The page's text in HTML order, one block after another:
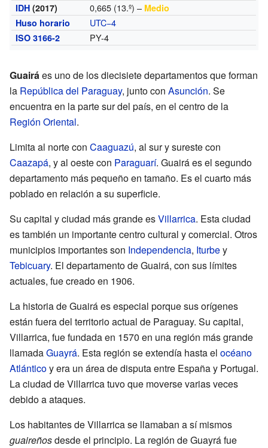
IDH (2017) 0,665 (13.º) – Medio
Huso horario
UTC−4
ISO 3166-2 PY-4
Guairáes uno de los diecisiete departamentos que forman
la República del Paraguay, junto con Asunción. Se
encuentra en la parte sur del país, en el centro de la
Región Oriental.
Limita al norte con Caaguazú, al sur y sureste con
Caazapá, y al oeste con Paraguarí. Guairá es el segundo
departamento más pequeño en tamaño. Es el cuarto más
poblado en relación a su superficie.
Su capital y ciudad más grande esVillarrica. Esta ciudad
es también un importante centro cultural y comercial. Otros
municipios importantes son Independencia, Iturbey
Tebicuary. El departamento de Guairá, con sus límites
actuales, fue creado en 1906.
La historia de Guairá es especial porque sus orígenes
están fuera del territorio actual de Paraguay. Su capital,
Villarrica, fue fundada en 1570 en una región más grande
llamadaGuayrá. Esta región se extendía hasta el océano
Atlánticoy era un área de disputa entre España y Portugal.
La ciudad de Villarrica tuvo que moverse varias veces
debido a ataques.
Los habitantes de Villarrica se llamaban a sí mismos
guaireñosdesde el principio. La región de Guayrá fue